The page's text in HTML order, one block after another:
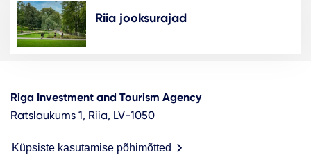
Riia jooksurajad
Riga Investment and Tourism Agency
Ratslaukums 1, Riia, LV-1050
Küpsiste kasutamise põhimõtted